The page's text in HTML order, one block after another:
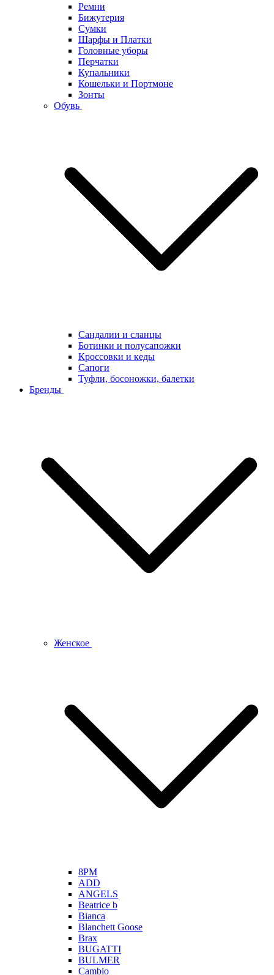
Ремни
Бижутерия
Сумки
Шарфы и Платки
Головные уборы
Перчатки
Купальники
Кошельки и Портмоне
Зонты
Обувь
Сандалии и сланцы
Ботинки и полусапожки
Кроссовки и кеды
Сапоги
Туфли, босоножки, балетки
Бренды
Женское
8PM
ADD
ANGELS
Beatrice b
Bianca
Blanchett Goose
Brax
BUGATTI
BULMER
Cambio